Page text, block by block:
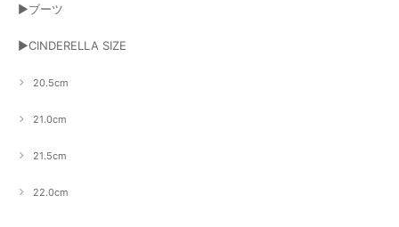
▶ブーツ
▶CINDERELLA SIZE
20.5cm
21.0cm
21.5cm
22.0cm